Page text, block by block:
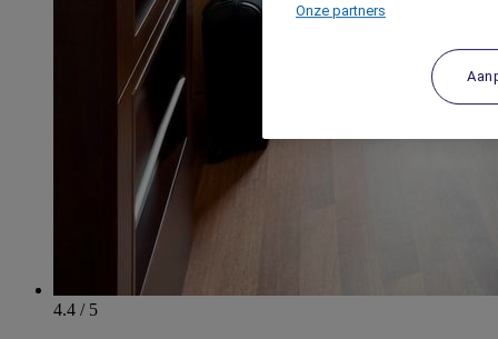
4.4 / 5
Onze partners